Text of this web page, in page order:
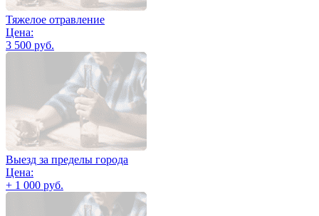
Тяжелое отравление
Цена:
3 500 руб.
Выезд за пределы города
Цена:
+ 1 000 руб.